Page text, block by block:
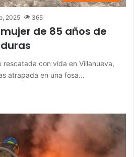
2025 365
de 85 años de
rescatada con vida en Villanueva,
atrapada en una fosa…